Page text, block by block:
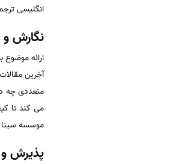
انگلیسی
نگارش و
ارائه موضوع
آخرین
متعددی چه
می کند تا
موسسه سینا
پذیرش